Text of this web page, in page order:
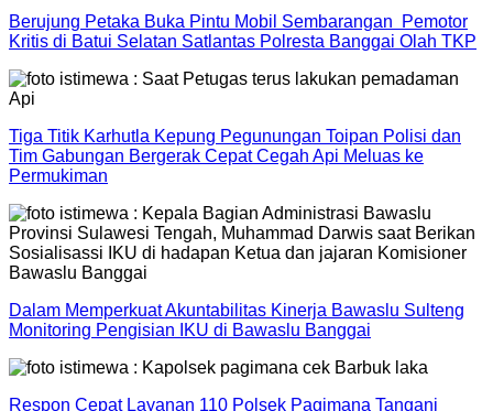
Berujung Petaka Buka Pintu Mobil Sembarangan Pemotor
Kritis di Batui Selatan Satlantas Polresta Banggai Olah TKP
Tiga Titik Karhutla Kepung Pegunungan Toipan Polisi dan
Tim Gabungan Bergerak Cepat Cegah Api Meluas ke
Permukiman
Dalam Memperkuat Akuntabilitas Kinerja Bawaslu Sulteng
Monitoring Pengisian IKU di Bawaslu Banggai
Respon Cepat Layanan 110 Polsek Pagimana Tangani